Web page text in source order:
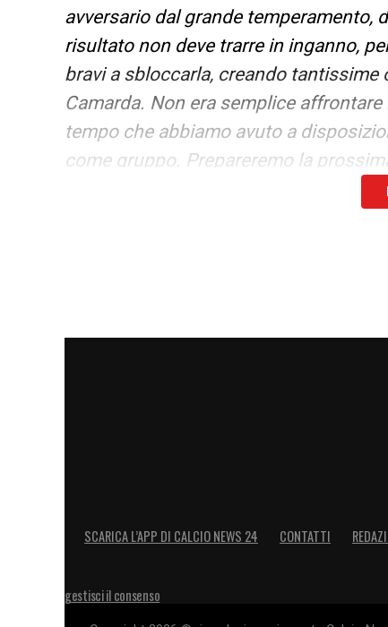
avversario dal grande
risultato non deve trarre in inganno,
bravi a sbloccarla, creando
Camarda. Non era semplice
tempo che abbiamo avuto a
come gruppo. Prepareremo la
fare. È un avversario da non
SCARICA L’APP DI CALCIO NEWS 24 CONTATTI
gestisci il consenso